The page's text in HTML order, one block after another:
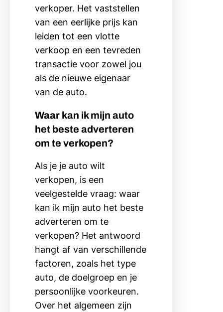
verkoper. Het vaststellen
van een eerlijke prijs kan
leiden tot een vlotte
verkoop en een tevreden
transactie voor zowel jou
als de nieuwe eigenaar
van de auto.
Waar kan ik mijn auto
het beste adverteren
om te verkopen?
Als je je auto wilt
verkopen, is een
veelgestelde vraag: waar
kan ik mijn auto het beste
adverteren om te
verkopen? Het antwoord
hangt af van verschillende
factoren, zoals het type
auto, de doelgroep en je
persoonlijke voorkeuren.
Over het algemeen zijn